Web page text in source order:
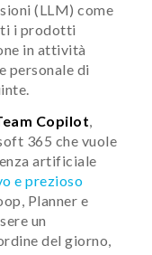
(LLM) come
i prodotti
in attività
personale di
Copilot,
365 che vuole
artificiale
e prezioso
Planner e
un
del giorno,